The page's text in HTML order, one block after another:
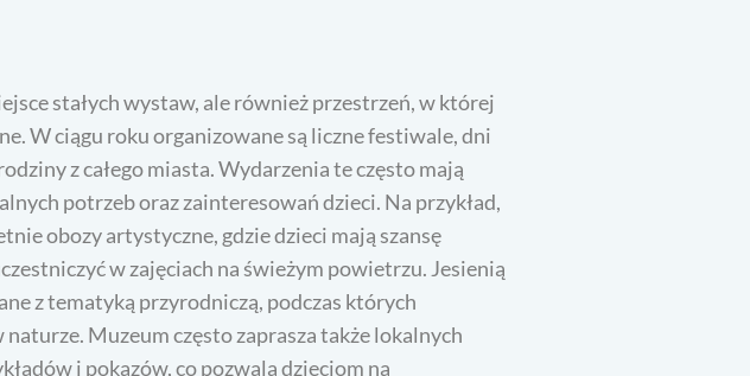
stałych wystaw, ale również przestrzeń, w której
W ciągu roku organizowane są liczne festiwale, dni
z całego miasta. Wydarzenia te często mają
potrzeb oraz zainteresowań dzieci. Na przykład,
obozy artystyczne, gdzie dzieci mają szansę
w zajęciach na świeżym powietrzu. Jesienią
z tematyką przyrodniczą, podczas których
naturze. Muzeum często zaprasza także lokalnych
i pokazów, co pozwala dzieciom na